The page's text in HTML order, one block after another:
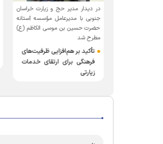
در دیدار مدیر حج و زیارت خراسان
جنوبی با مدیرعامل مؤسسه آستانه
حضرت حسین بن موسی الکاظم (ع)
مطرح شد
تأکید بر هم‌افزایی ظرفیت‌های
فرهنگی برای ارتقای خدمات
زیارتی